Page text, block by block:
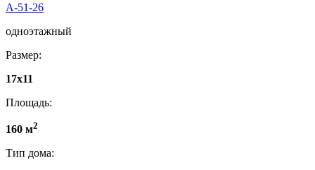
А-51-26
одноэтажный
Размер:
17х11
Площадь:
160 м2
Тип дома: